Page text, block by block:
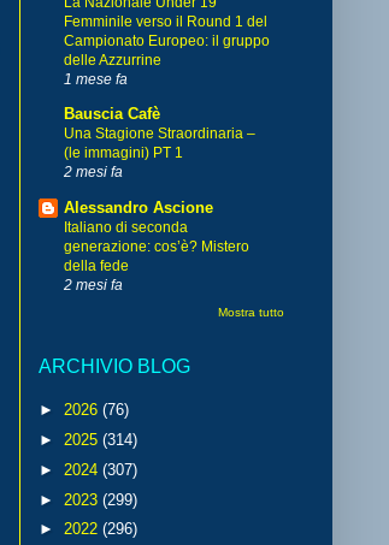
Femminile verso il Round 1 del
Campionato Europeo: il gruppo
delle Azzurrine
1 mese fa
Bauscia Cafè
Una Stagione Straordinaria –
(le immagini) PT 1
2 mesi fa
Alessandro Ascione
Italiano di seconda
generazione: cos’è? Mistero
della fede
2 mesi fa
Mostra tutto
ARCHIVIO BLOG
► 2026 (76)
► 2025 (314)
► 2024 (307)
► 2023 (299)
► 2022 (296)